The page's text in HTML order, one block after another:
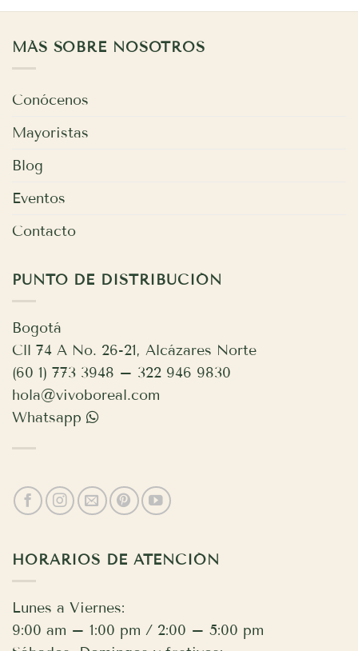
MÁS SOBRE NOSOTROS
Conócenos
Mayoristas
Blog
Eventos
Contacto
PUNTO DE DISTRIBUCIÓN
Bogotá
Cll 74 A No. 26-21, Alcázares Norte
(60 1) 773 3948 – 322 946 9830
hola@vivoboreal.com
Whatsapp
HORARIOS DE ATENCIÓN
Lunes a Viernes:
9:00 am – 1:00 pm / 2:00 – 5:00 pm